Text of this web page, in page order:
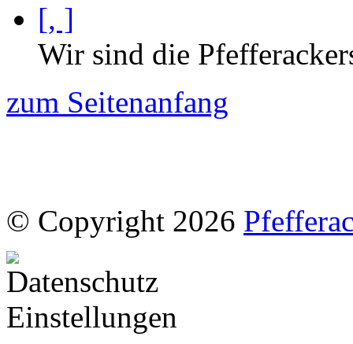
[, ]
Wir sind die
zum Seitenanfang
© Copyright 2026